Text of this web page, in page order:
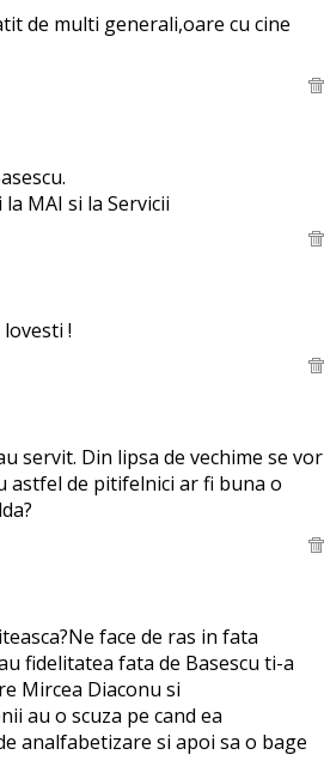
de multi generali,oare cu cine
MAI si la Servicii
!
servit. Din lipsa de vechime se vor
astfel de pitifelnici ar fi buna o
face de ras in fata
fidelitatea fata de Basescu ti-a
Mircea Diaconu si
au o scuza pe cand ea
analfabetizare si apoi sa o bage